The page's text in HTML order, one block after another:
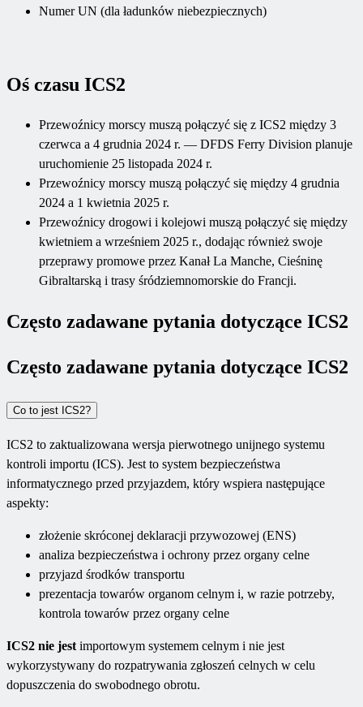
Numer UN (dla ładunków niebezpiecznych)
Oś czasu ICS2
Przewoźnicy morscy muszą połączyć się z ICS2 między 3
czerwca a 4 grudnia 2024 r. — DFDS Ferry Division planuje
uruchomienie 25 listopada 2024 r.
Przewoźnicy morscy muszą połączyć się między 4 grudnia
2024 a 1 kwietnia 2025 r.
Przewoźnicy drogowi i kolejowi muszą połączyć się między
kwietniem a wrześniem 2025 r., dodając również swoje
przeprawy promowe przez Kanał La Manche, Cieśninę
Gibraltarską i trasy śródziemnomorskie do Francji.
Często zadawane pytania dotyczące ICS2
Często zadawane pytania dotyczące ICS2
Co to jest ICS2?
ICS2 to zaktualizowana wersja pierwotnego unijnego systemu
kontroli importu (ICS). Jest to system bezpieczeństwa
informatycznego przed przyjazdem, który wspiera następujące
aspekty:
złożenie skróconej deklaracji przywozowej (ENS)
analiza bezpieczeństwa i ochrony przez organy celne
przyjazd środków transportu
prezentacja towarów organom celnym i, w razie potrzeby,
kontrola towarów przez organy celne
ICS2 nie jest importowym systemem celnym i nie jest
wykorzystywany do rozpatrywania zgłoszeń celnych w celu
dopuszczenia do swobodnego obrotu.